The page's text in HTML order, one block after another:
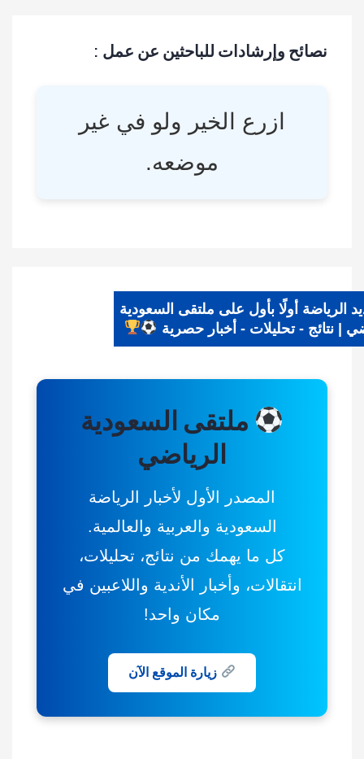
نصائح وإرشادات للباحثين عن عمل :
ازرع الخير ولو في غير
موضعه.
الرياضة أولًا بأول على ملتقى السعودية
| نتائج - تحليلات - أخبار حصرية
ملتقى السعودية
الرياضي
المصدر الأول لأخبار الرياضة
السعودية والعربية والعالمية.
كل ما يهمك من نتائج، تحليلات،
انتقالات، وأخبار الأندية واللاعبين في
مكان واحد!
زيارة الموقع الآن